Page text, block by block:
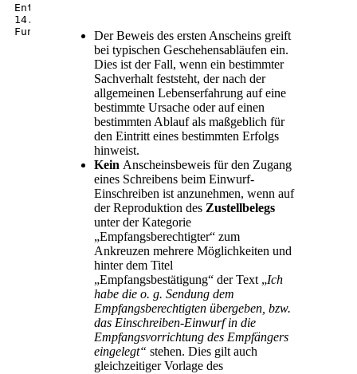
Entscheidung:	LAG Hamburg, Urteil vom
14.07.2025 – 4 SLa 26/24
Fundstelle:		NZA-RR 2025, 702
Der Beweis des ersten Anscheins greift
bei typischen Geschehensabläufen ein.
Dies ist der Fall, wenn ein bestimmter
Sachverhalt feststeht, der nach der
allgemeinen Lebenserfahrung auf eine
bestimmte Ursache oder auf einen
bestimmten Ablauf als maßgeblich für
den Eintritt eines bestimmten Erfolgs
hinweist.
Kein Anscheinsbeweis für den Zugang
eines Schreibens beim Einwurf-
Einschreiben ist anzunehmen, wenn auf
der Reproduktion des Zustellbelegs
unter der Kategorie
„Empfangsberechtigter“ zum
Ankreuzen mehrere Möglichkeiten und
hinter dem Titel
„Empfangsbestätigung“ der Text „Ich
habe die o. g. Sendung dem
Empfangsberechtigten übergeben, bzw.
das Einschreiben-Einwurf in die
Empfangsvorrichtung des Empfängers
eingelegt“ stehen. Dies gilt auch
gleichzeitiger Vorlage des